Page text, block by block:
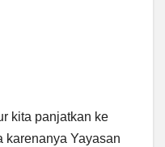
kita panjatkan ke
karenanya Yayasan